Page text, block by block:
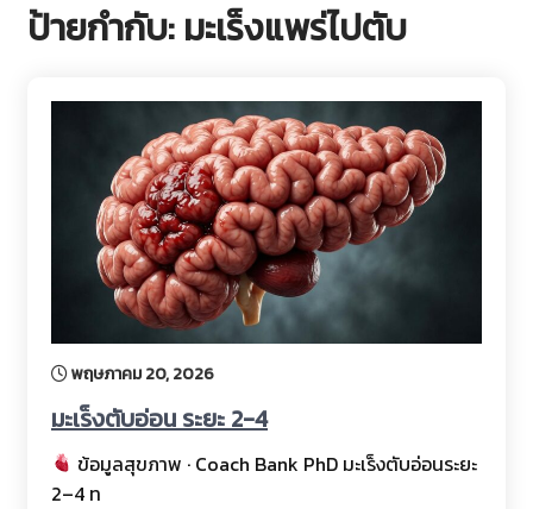
ป้ายกำกับ: มะเร็งแพร่ไปตับ
พฤษภาคม 20, 2026
มะเร็งตับอ่อน ระยะ 2-4
ข้อมูลสุขภาพ · Coach Bank PhD มะเร็งตับอ่อนระยะ
2–4 ท